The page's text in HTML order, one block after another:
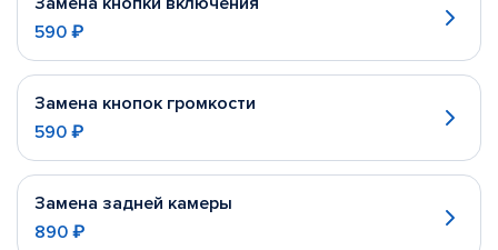
590 ₽
Замена кнопок громкости
590 ₽
Замена задней камеры
890 ₽